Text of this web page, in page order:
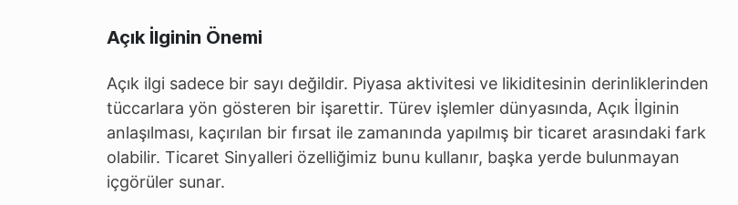
Açık İlginin Önemi
Açık ilgi sadece bir sayı değildir. Piyasa aktivitesi ve likiditesinin derinliklerinden
tüccarlara yön gösteren bir işarettir. Türev işlemler dünyasında, Açık İlginin
anlaşılması, kaçırılan bir fırsat ile zamanında yapılmış bir ticaret arasındaki fark
olabilir. Ticaret Sinyalleri özelliğimiz bunu kullanır, başka yerde bulunmayan
içgörüler sunar.